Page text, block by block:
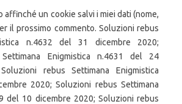
affinché un cookie salvi i miei dati (nome,
il prossimo commento. Soluzioni rebus
n.4632 del 31 dicembre 2020;
Enigmistica n.4631 del 24
rebus Settimana Enigmistica
2020; Soluzioni rebus Settimana
del 10 dicembre 2020; Soluzioni rebus